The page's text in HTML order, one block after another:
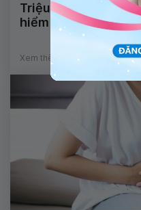
Triệu chứng quá
hiểm không?
Xem thêm